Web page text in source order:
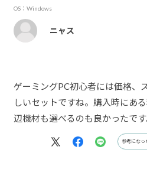
OS：Windows
ニャス
ゲーミングPC初心者には価格、
しいセットですね。購入時にあ
辺機材も選べるのも良かったです
参考になっ